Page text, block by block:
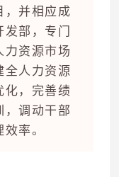
，并相应成
部，专门
力资源市场
全人力资源
化，完善绩
，调动干部
率。